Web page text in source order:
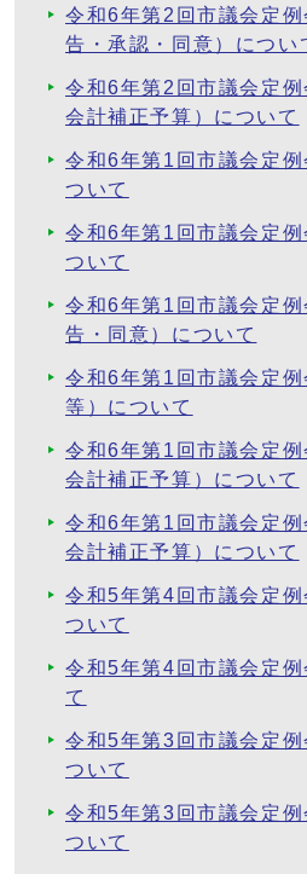
令和6年第2回市議会定
告・承認・同意）につい
令和6年第2回市議会定
会計補正予算）について
令和6年第1回市議会定
ついて
令和6年第1回市議会定
ついて
令和6年第1回市議会定
告・同意）について
令和6年第1回市議会定
等）について
令和6年第1回市議会定
会計補正予算）について
令和6年第1回市議会定例
会計補正予算）について
令和5年第4回市議会定
ついて
令和5年第4回市議会定
て
令和5年第3回市議会定
ついて
令和5年第3回市議会定
ついて